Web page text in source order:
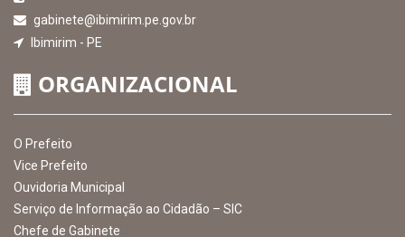
INSTITUCIONAL
Atendimento: 07:00hs às 13:00hs
gabinete@ibimirim.pe.gov.br
Ibimirim - PE